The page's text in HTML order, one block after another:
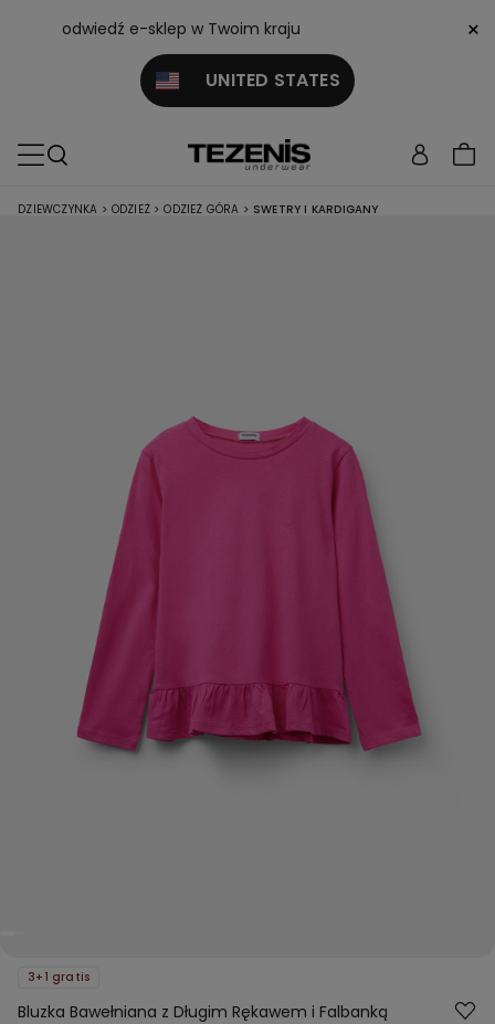
odwiedź e-sklep w Twoim kraju
UNITED STATES
×
DZIEWCZYNKA > ODZIEŻ > ODZIEŻ GÓRA > SWETRY I KARDIGANY
3+1 gratis
Bluzka Bawełniana z Długim Rękawem i Falbanką